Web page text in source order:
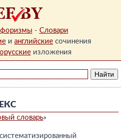
- Словари
и английские сочинения
изложения
словарь»